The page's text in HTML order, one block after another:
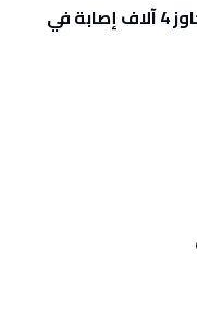
إيبولا في الكونغو الديمقراطية يتجاوز 4 آلاف إصابة في